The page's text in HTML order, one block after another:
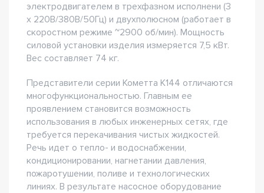
электродвигателем в трехфазном исполнени (3
х 220В/380В/50Гц) и двухполюсном (работает в
скоростном режиме ~2900 об/мин). Мощность
силовой установки изделия измеряется 7,5 кВт.
Вес составляет 74 кг.
Представители серии Кометта К144 отличаются
многофункциональностью. Главным ее
проявлением становится возможность
использования в любых инженерных сетях, где
требуется перекачивания чистых жидкостей.
Речь идет о тепло- и водоснабжении,
кондиционировании, нагнетании давления,
пожаротушении, поливе и технологических
линиях. В результате насосное оборудование